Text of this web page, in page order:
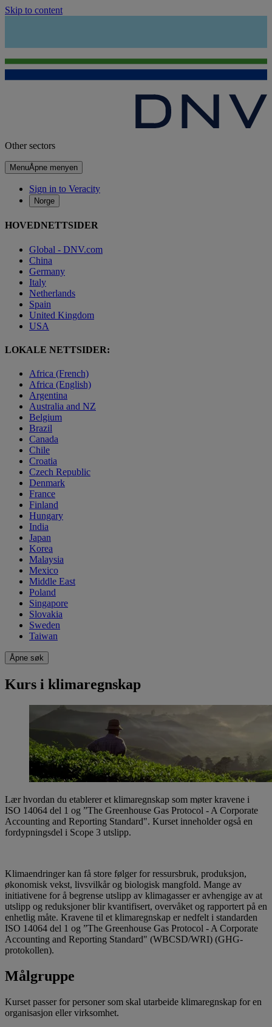
Skip to content
Other sectors
MenuÅpne menyen
Sign in to Veracity
Norge
HOVEDNETTSIDER
Global - DNV.com
China
Germany
Italy
Netherlands
Spain
United Kingdom
USA
LOKALE NETTSIDER:
Africa (French)
Africa (English)
Argentina
Australia and NZ
Belgium
Brazil
Canada
Chile
Croatia
Czech Republic
Denmark
France
Finland
Hungary
India
Japan
Korea
Malaysia
Mexico
Middle East
Poland
Singapore
Slovakia
Sweden
Taiwan
Åpne søk
Kurs i klimaregnskap
​Lær hvordan du etablerer et klimaregnskap som møter kravene i
ISO 14064 del 1 og ”The Greenhouse Gas Protocol - A Corporate
Accounting and Reporting Standard". Kurset inneholder også en
fordypningsdel i Scope 3 utslipp.
Klimaendringer kan få store følger for ressursbruk, produksjon,
økonomisk vekst, livsvilkår og biologisk mangfold. Mange av
initiativene for å begrense utslipp av klimagasser er avhengige av at
utslipp og reduksjoner blir kvantifisert, overvåket og rapportert på en
enhetlig måte. Kravene til et klimaregnskap er nedfelt i standarden
ISO 14064 del 1 og ”The Greenhouse Gas Protocol - A Corporate
Accounting and Reporting Standard" (WBCSD/WRI) (GHG-
protokollen).
Målgruppe
Kurset passer for personer som skal utarbeide klimaregnskap for en
organisasjon eller virksomhet.